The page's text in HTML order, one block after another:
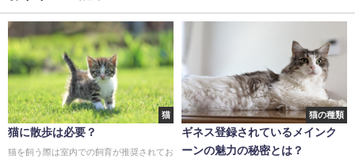
猫
猫に散歩は必要？
猫を飼う際は室内での飼育が推奨されてお
猫の種類
ギネス登録されているメインク
ーンの魅力の秘密とは？